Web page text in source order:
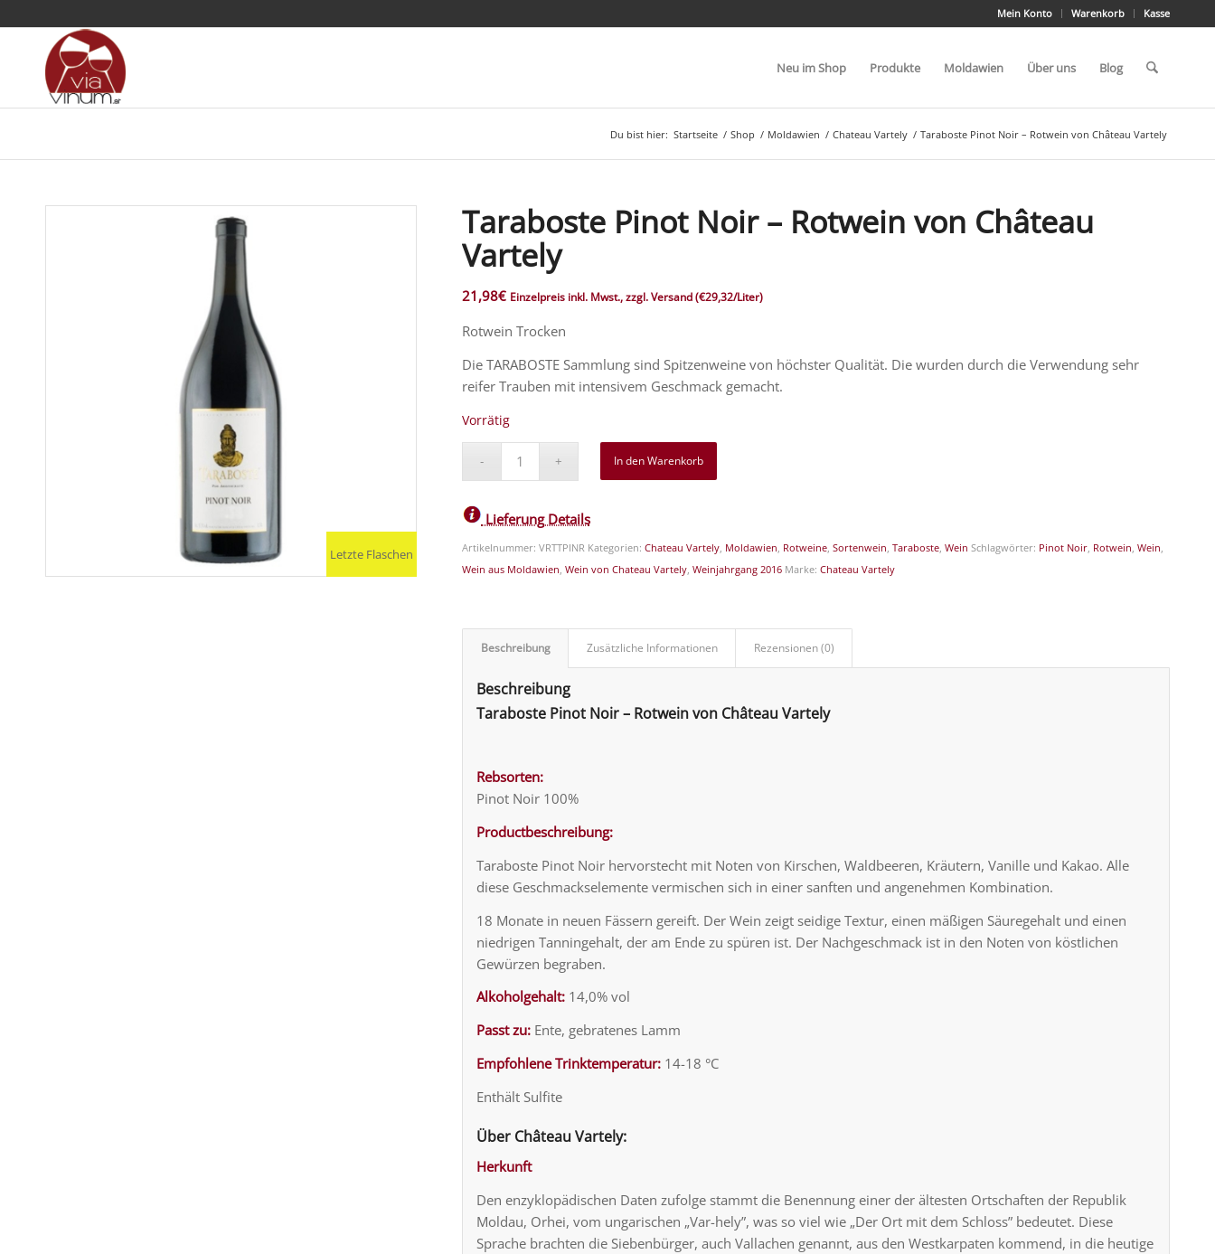
Mein Konto Warenkorb Kasse
Neu im Shop Produkte Moldawien Über uns Blog
Du bist hier: Startseite / Shop / Moldawien / Chateau Vartely / Taraboste Pinot Noir – Rotwein von Château Vartely
Letzte Flaschen
Taraboste Pinot Noir – Rotwein von Château
Vartely
21,98€ Einzelpreis inkl. Mwst., zzgl. Versand(€29,32/Liter)
Rotwein Trocken
Die TARABOSTE Sammlung sind Spitzenweine von höchster Qualität. Die wurden durch die Verwendung sehr
reifer Trauben mit intensivem Geschmack gemacht.
Vorrätig
In den Warenkorb
Lieferung Details
Artikelnummer: VRTTPINR Kategorien: Chateau Vartely, Moldawien Rotweine, Sortenwein Taraboste, Wein Schlagwörter: Pinot Noir, Rotwein Wein
Wein aus Moldawien Wein von Chateau Vartely, Weinjahrgang 2016 Marke: Chateau Vartely
Beschreibung Zusätzliche Informationen Rezensionen (0)
Beschreibung
Taraboste Pinot Noir – Rotwein von Château Vartely
Rebsorten:
Pinot Noir 100%
Productbeschreibung:
Taraboste Pinot Noir hervorstecht mit Noten von Kirschen, Waldbeeren, Kräutern, Vanille und Kakao. Alle
diese Geschmackselemente vermischen sich in einer sanften und angenehmen Kombination.
18 Monate in neuen Fässern gereift. Der Wein zeigt seidige Textur, einen mäßigen Säuregehalt und einen
niedrigen Tanningehalt, der am Ende zu spüren ist. Der Nachgeschmack ist in den Noten von köstlichen
Gewürzen begraben.
Alkoholgehalt:14,0% vol
Passt zu: Ente, gebratenes Lamm
Empfohlene Trinktemperatur:14-18 °C
Enthält Sulfite
Über Château Vartely:
Herkunft
Den enzyklopädischen Daten zufolge stammt die Benennung einer der ältesten Ortschaften der Republik
Moldau, Orhei, vom ungarischen „Var-hely”, was so viel wie „Der Ort mit dem Schloss” bedeutet. Diese
Sprache brachten die Siebenbürger, auch Vallachen genannt, aus den Westkarpaten kommend, in die heutige